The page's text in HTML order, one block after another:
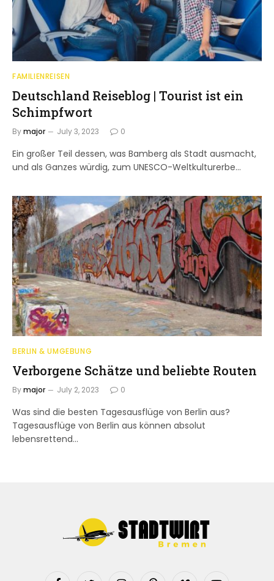
FAMILIENREISEN
Deutschland Reiseblog | Tourist ist ein
Schimpfwort
Bymajor July 3, 2023 0
Ein großer Teil dessen, was Bamberg als Stadt ausmacht,
und als Ganzes würdig, zum UNESCO-Weltkulturerbe…
BERLIN & UMGEBUNG
Verborgene Schätze und beliebte Routen
Bymajor July 2, 2023 0
Was sind die besten Tagesausflüge von Berlin aus?
Tagesausflüge von Berlin aus können absolut
lebensrettend…